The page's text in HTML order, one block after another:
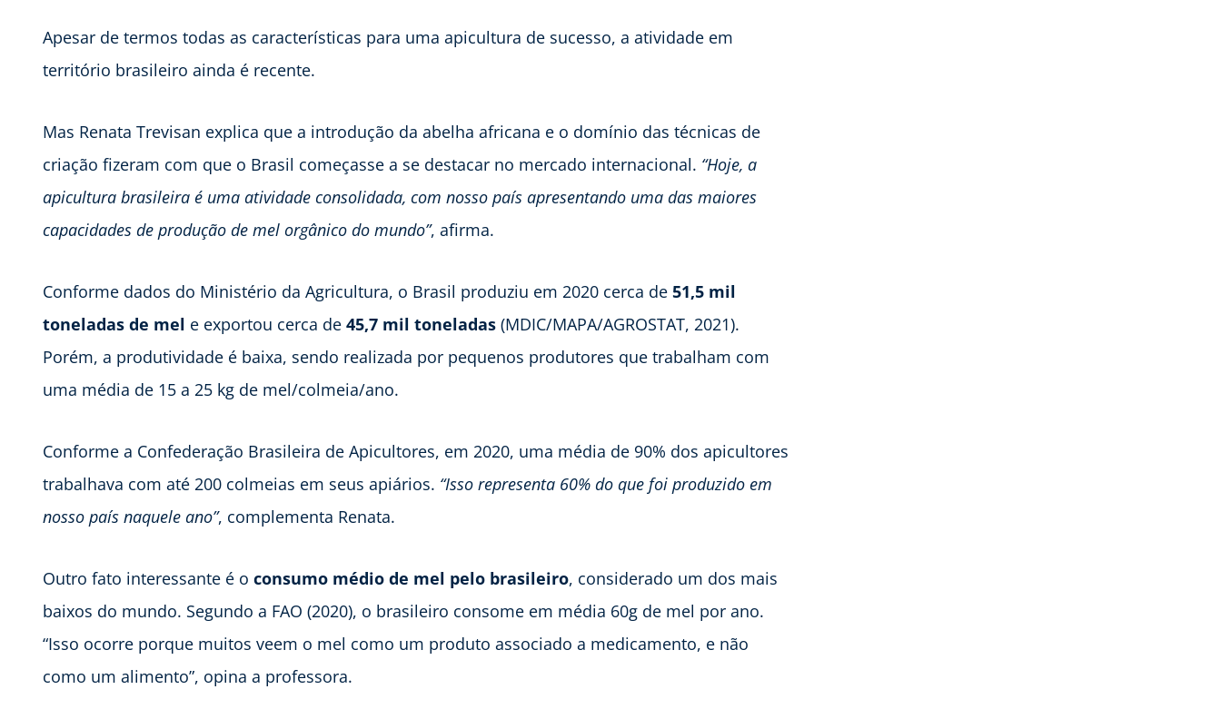
Apesar de termos todas as características para uma apicultura de sucesso, a atividade em
território brasileiro ainda é recente.
Mas Renata Trevisan explica que a introdução da abelha africana e o domínio das técnicas de
criação fizeram com que o Brasil começasse a se destacar no mercado internacional. “Hoje, a
apicultura brasileira é uma atividade consolidada, com nosso país apresentando uma das maiores
capacidades de produção de mel orgânico do mundo”, afirma.
Conforme dados do Ministério da Agricultura, o Brasil produziu em 2020 cerca de 51,5 mil
toneladas de mel e exportou cerca de 45,7 mil toneladas (MDIC/MAPA/AGROSTAT, 2021).
Porém, a produtividade é baixa, sendo realizada por pequenos produtores que trabalham com
uma média de 15 a 25 kg de mel/colmeia/ano.
Conforme a Confederação Brasileira de Apicultores, em 2020, uma média de 90% dos apicultores
trabalhava com até 200 colmeias em seus apiários. “Isso representa 60% do que foi produzido em
nosso país naquele ano”, complementa Renata.
Outro fato interessante é o consumo médio de mel pelo brasileiro, considerado um dos mais
baixos do mundo. Segundo a FAO (2020), o brasileiro consome em média 60g de mel por ano.
“Isso ocorre porque muitos veem o mel como um produto associado a medicamento, e não
como um alimento”, opina a professora.